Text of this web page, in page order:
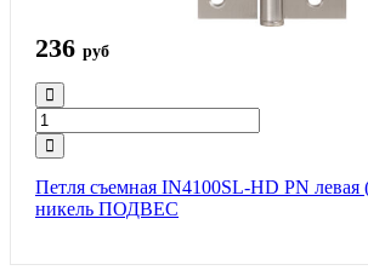
236 руб
Петля съемная IN4100SL-HD PN левая
никель ПОДВЕС